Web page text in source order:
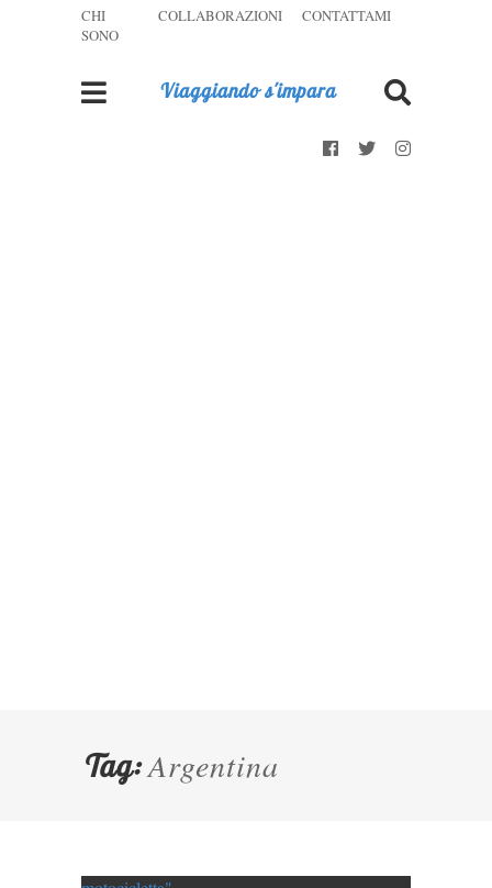
CHI
SONO
COLLABORAZIONI CONTATTAMI
Viaggiando s'impara
Tag:Argentina